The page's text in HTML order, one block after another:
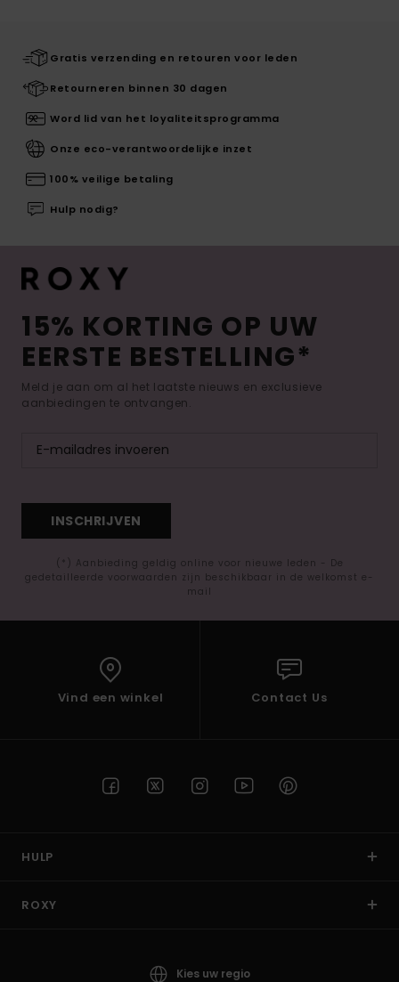
Gratis verzending en retouren voor leden
Retourneren binnen 30 dagen
Word lid van het loyaliteitsprogramma
Onze eco-verantwoordelijke inzet
100% veilige betaling
Hulp nodig?
15% KORTING OP UW
EERSTE BESTELLING*
Meld je aan om al het laatste nieuws en exclusieve
aanbiedingen te ontvangen.
INSCHRIJVEN
(*) Aanbieding geldig online voor nieuwe leden - De
gedetailleerde voorwaarden zijn beschikbaar in de welkomst e-
mail
Vind een winkel Contact Us
HULP
ROXY
Kies uw regio